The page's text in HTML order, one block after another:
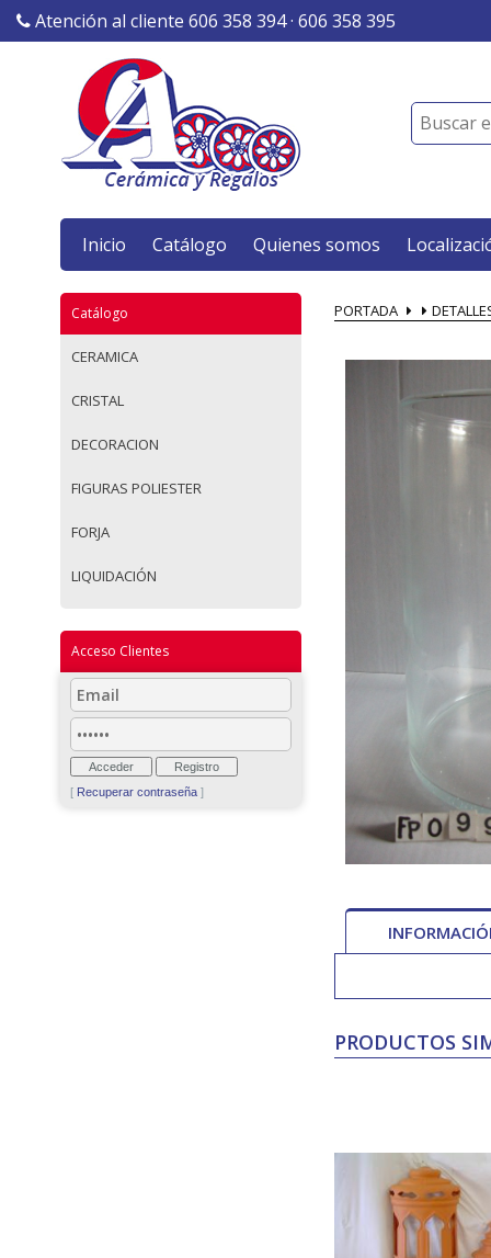
Atención al cliente 606 358 394 · 606 358 395
Inicio Catálogo Quienes somos
Catálogo
CERAMICA
CRISTAL
DECORACION
FIGURAS POLIESTER
FORJA
LIQUIDACIÓN
Acceso Clientes
[ Recuperar contraseña ]
PORTADA
PRODUCTOS